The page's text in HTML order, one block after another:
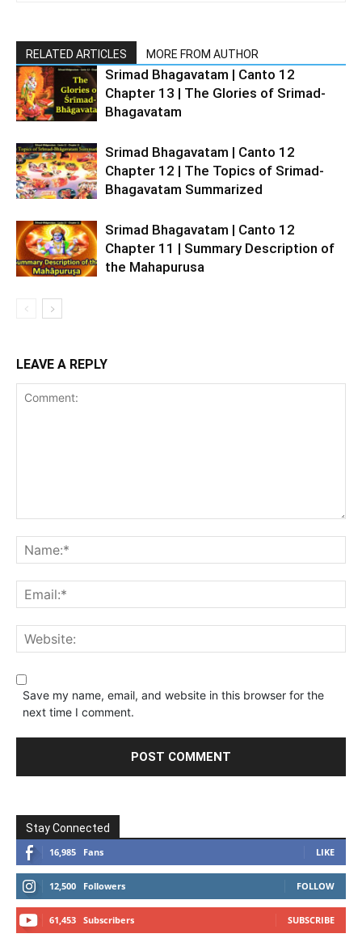
RELATED ARTICLES MORE FROM AUTHOR
Srimad Bhagavatam | Canto 12
Chapter 13 | The Glories of Srimad-
Bhagavatam
Srimad Bhagavatam | Canto 12
Chapter 12 | The Topics of Srimad-
Bhagavatam Summarized
Srimad Bhagavatam | Canto 12
Chapter 11 | Summary Description of
the Mahapurusa
LEAVE A REPLY
Save my name, email, and website in this browser for the
next time I comment.
Stay Connected
16,985 Fans LIKE
12,500 Followers FOLLOW
61,453 Subscribers SUBSCRIBE